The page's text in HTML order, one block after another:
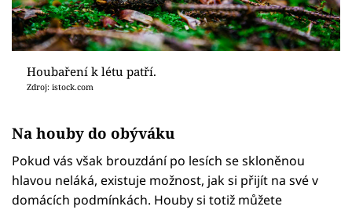
Houbaření k létu patří.
Zdroj: istock.com
Na houby do obýváku
Pokud vás však brouzdání po lesích se skloněnou
hlavou neláká, existuje možnost, jak si přijít na své v
domácích podmínkách. Houby si totiž můžete